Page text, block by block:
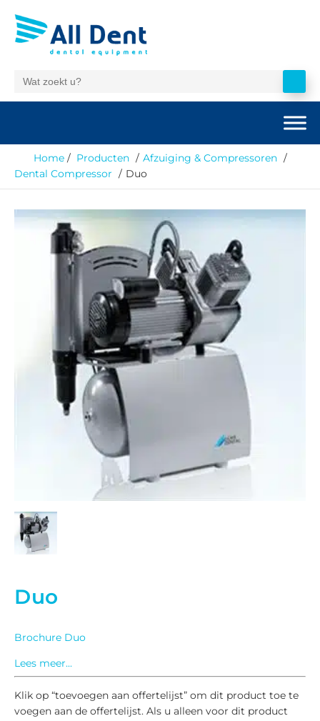
Home Producten
Afzuiging & Compressoren
Dental Compressor
Duo
Duo
Brochure Duo
Lees meer...
Klik op “toevoegen aan offertelijst” om dit product toe te
voegen aan de offertelijst. Als u alleen voor dit product